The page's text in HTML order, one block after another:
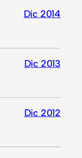
Dic 2014
Dic 2013
Dic 2012